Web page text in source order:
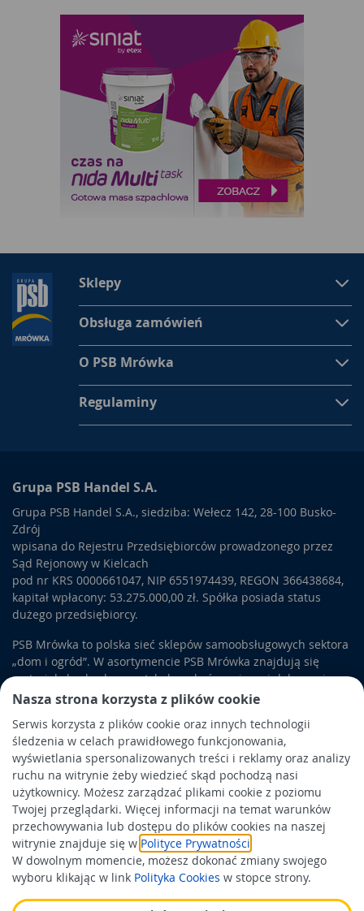
Nasza strona korzysta z plików cookie
Serwis korzysta z plików cookie oraz innych technologii
śledzenia w celach prawidłowego funkcjonowania,
wyświetlania spersonalizowanych treści i reklamy oraz analizy
ruchu na witrynie żeby wiedzieć skąd pochodzą nasi
użytkownicy. Możesz zarządzać plikami cookie z poziomu
Twojej przeglądarki. Więcej informacji na temat warunków
przechowywania lub dostępu do plików cookies na naszej
witrynie znajduje się w Polityce Prywatności
W dowolnym momencie, możesz dokonać zmiany swojego
wyboru klikając w link Polityka Cookies w stopce strony.
Sklepy
Obsługa zamówień
O PSB Mrówka
Regulaminy
Grupa PSB Handel S.A.
Grupa PSB Handel S.A., siedziba: Wełecz 142, 28-100 Busko-
Zdrój
wpisana do Rejestru Przedsiębiorców prowadzonego przez
Sąd Rejonowy w Kielcach
pod nr KRS 0000661047, NIP 6551974439, REGON 366438684,
kapitał wpłacony: 53.275.000,00 zł. Spółka posiada status
dużego przedsiębiorcy.
PSB Mrówka to polska sieć sklepów samoobsługowych sektora
„dom i ogród”. W asortymencie PSB Mrówka znajdują się
materiały budowlane, artykuły wykończeniowe i dekoracyjne,
wyposażenie łazienek i kuchni, elektronarzędzia, a także
artykuły związane z ogrodem i otoczeniem domu.
Obowiązek informacyjny
Polityka prywatności
Polityka Cookies
Odbiór zużytego sprzętu
Wspierają nas: